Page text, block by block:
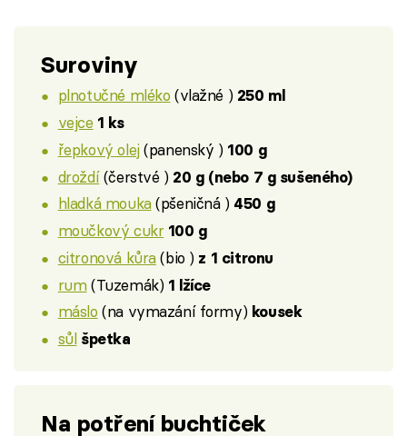
Suroviny
plnotučné mléko (vlažné ) 250 ml
vejce 1 ks
řepkový olej(panenský ) 100 g
droždí(čerstvé ) 20 g (nebo 7 g sušeného)
hladká mouka(pšeničná ) 450 g
moučkový cukr 100 g
citronová kůra(bio ) z 1 citronu
rum(Tuzemák) 1 lžíce
máslo (na vymazání formy) kousek
sůl špetka
Na potření buchtiček